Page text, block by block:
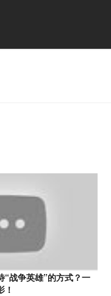
“战争英雄”的方式？一
！